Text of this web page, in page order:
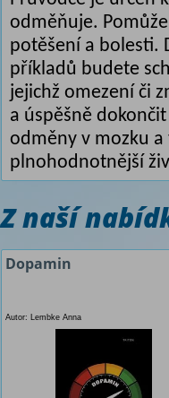
odměňuje.
potěšení a bolesti.
příkladů budete
jejichž omezení či
a úspěšně
odměny v mozku a
plnohodnotnější
Z naší
Dopamin
Autor: Lembke Anna